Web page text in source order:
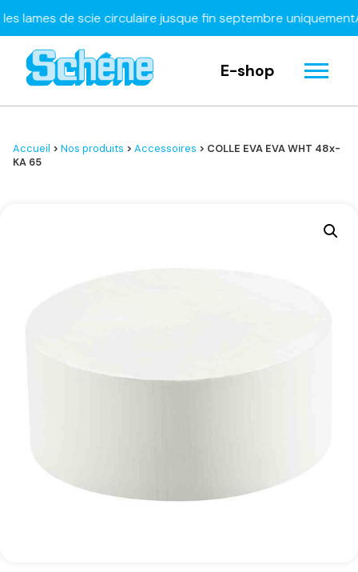
de scie circulaire jusque fin septembre uniquementÀ
E-shop
Accueil > Nos produits > Accessoires > COLLE EVA EVA WHT 48x-
KA 65